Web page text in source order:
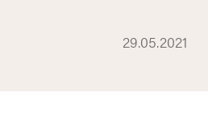
29.05.2021